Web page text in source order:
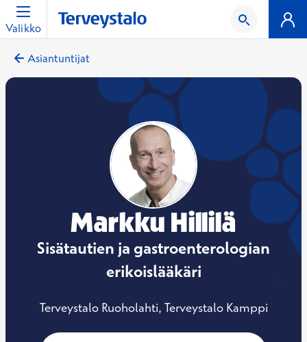
Valikko
Asiantuntijat
Markku Hillilä
Sisätautien ja gastroenterologian
erikoislääkäri
Terveystalo Ruoholahti, Terveystalo Kamppi